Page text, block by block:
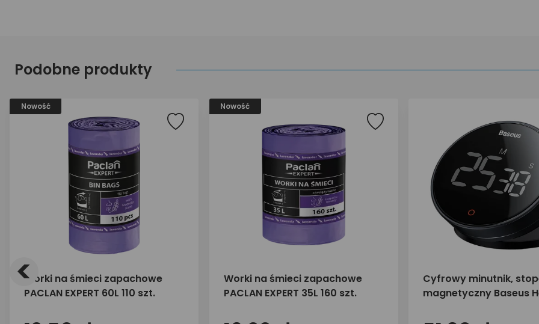
Podobne produkty
Nowość
Worki na śmieci zapachowe
PACLAN EXPERT 60L 110 szt.
Nowość
Worki na śmieci zapachowe
PACLAN EXPERT 35L 160 szt.
Cyfrowy minutnik,
magnetyczny Baseus
<